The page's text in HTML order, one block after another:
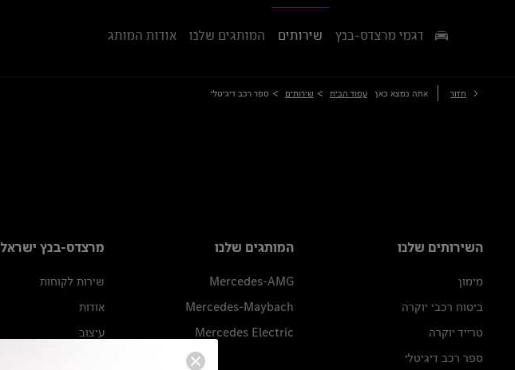
דגמי מרצדס-בנץ שירותים המותגים שלנו אודות המותג
חזור אתה נמצא כאן עמוד הבית > שירותים > ספר רכב דיגיטלי
השירותים שלנו
מימון
ביטוח רכבי יוקרה
טרייד יוקרה
ספר רכב דיגיטלי
המותגים שלנו
Mercedes-AMG
Mercedes-Maybach
Mercedes Electric
מרצדס-בנץ ישראל
שירות לקוחות
אודות
עיצוב